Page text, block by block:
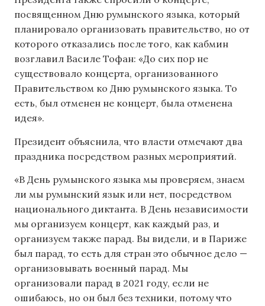
посвященном Дню румынского языка, который
планировало организовать правительство, но от
которого отказались после того, как кабмин
возглавил Василе Тофан: «До сих пор не
существовало концерта, организованного
Правительством ко Дню румынского языка. То
есть, был отменен не концерт, была отменена
идея».
Президент объяснила, что власти отмечают два
праздника посредством разных мероприятий.
«В День румынского языка мы проверяем, знаем
ли мы румынский язык или нет, посредством
национального диктанта. В День независимости
мы организуем концерт, как каждый раз, и
организуем также парад. Вы видели, и в Париже
был парад, то есть для стран это обычное дело —
организовывать военный парад. Мы
организовали парад в 2021 году, если не
ошибаюсь, но он был без техники, потому что